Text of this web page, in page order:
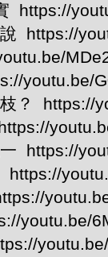
https://
https://
youtu.be/
？ https://
https://
https://
youtu.be/